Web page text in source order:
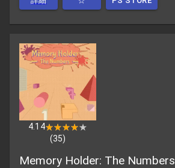
4.14★★★★★
★★★★★
(35)
Memory Holder: The Numbers